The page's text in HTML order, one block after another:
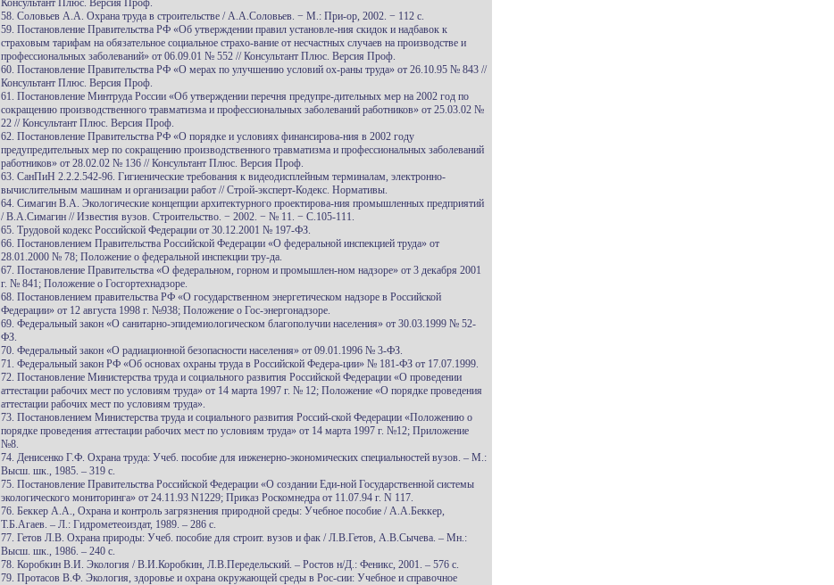
Консультант Плюс. Версия Проф.
58. Соловьев А.А. Охрана труда в строительстве / А.А.Соловьев. − М.: При-ор, 2002. − 112 с.
59. Постановление Правительства РФ «Об утверждении правил установле-ния скидок и надбавок к
страховым тарифам на обязательное социальное страхо-вание от несчастных случаев на производстве и
профессиональных заболеваний» от 06.09.01 № 552 // Консультант Плюс. Версия Проф.
60. Постановление Правительства РФ «О мерах по улучшению условий ох-раны труда» от 26.10.95 № 843 //
Консультант Плюс. Версия Проф.
61. Постановление Минтруда России «Об утверждении перечня предупре-дительных мер на 2002 год по
сокращению производственного травматизма и профессиональных заболеваний работников» от 25.03.02 №
22 // Консультант Плюс. Версия Проф.
62. Постановление Правительства РФ «О порядке и условиях финансирова-ния в 2002 году
предупредительных мер по сокращению производственного травматизма и профессиональных заболеваний
работников» от 28.02.02 № 136 // Консультант Плюс. Версия Проф.
63. СанПиН 2.2.2.542-96. Гигиенические требования к видеодисплейным терминалам, электронно-
вычислительным машинам и организации работ // Строй-эксперт-Кодекс. Нормативы.
64. Симагин В.А. Экологические концепции архитектурного проектирова-ния промышленных предприятий
/ В.А.Симагин // Известия вузов. Строительство. − 2002. − № 11. − С.105-111.
65. Трудовой кодекс Российской Федерации от 30.12.2001 № 197-ФЗ.
66. Постановлением Правительства Российской Федерации «О федеральной инспекцией труда» от
28.01.2000 № 78; Положение о федеральной инспекции тру-да.
67. Постановление Правительства «О федеральном, горном и промышлен-ном надзоре» от 3 декабря 2001
г. № 841; Положение о Госгортехнадзоре.
68. Постановлением правительства РФ «О государственном энергетическом надзоре в Российской
Федерации» от 12 августа 1998 г. №938; Положение о Гос-энергонадзоре.
69. Федеральный закон «О санитарно-эпидемиологическом благополучии населения» от 30.03.1999 № 52-
ФЗ.
70. Федеральный закон «О радиационной безопасности населения» от 09.01.1996 № 3-ФЗ.
71. Федеральный закон РФ «Об основах охраны труда в Российской Федера-ции» № 181-ФЗ от 17.07.1999.
72. Постановление Министерства труда и социального развития Российской Федерации «О проведении
аттестации рабочих мест по условиям труда» от 14 марта 1997 г. № 12; Положение «О порядке проведения
аттестации рабочих мест по условиям труда».
73. Постановлением Министерства труда и социального развития Россий-ской Федерации «Положению о
порядке проведения аттестации рабочих мест по условиям труда» от 14 марта 1997 г. №12; Приложение
№8.
74. Денисенко Г.Ф. Охрана труда: Учеб. пособие для инженерно-экономических специальностей вузов. – М.:
Высш. шк., 1985. – 319 с.
75. Постановление Правительства Российской Федерации «О создании Еди-ной Государственной системы
экологического мониторинга» от 24.11.93 N1229; Приказ Роскомнедра от 11.07.94 г. N 117.
76. Беккер А.А., Охрана и контроль загрязнения природной среды: Учебное пособие / А.А.Беккер,
Т.Б.Агаев. – Л.: Гидрометеоиздат, 1989. – 286 с.
77. Гетов Л.В. Охрана природы: Учеб. пособие для строит. вузов и фак / Л.В.Гетов, А.В.Сычева. – Мн.:
Высш. шк., 1986. – 240 с.
78. Коробкин В.И. Экология / В.И.Коробкин, Л.В.Передельский. – Ростов н/Д.: Феникс, 2001. – 576 с.
79. Протасов В.Ф. Экология, здоровье и охрана окружающей среды в Рос-сии: Учебное и справочное